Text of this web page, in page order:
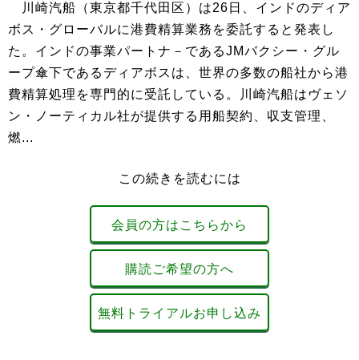
川崎汽船（東京都千代田区）は26日、インドのディア
ボス・グローバルに港費精算業務を委託すると発表し
た。インドの事業パートナ－であるJMバクシー・グル
ープ傘下であるディアボスは、世界の多数の船社から港
費精算処理を専門的に受託している。川崎汽船はヴェソ
ン・ノーティカル社が提供する用船契約、収支管理、
燃...
この続きを読むには
会員の方はこちらから
購読ご希望の方へ
無料トライアルお申し込み